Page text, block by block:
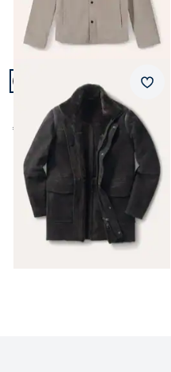
Artikel 7 von 7.
Lammfell Parka
€ 1.499,00
Seite 1 geladen. Zeige